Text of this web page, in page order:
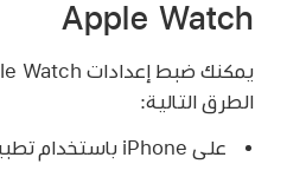
Apple Watch
الطرق التالية:
على iPhone باستخدام تطبيق Apple Watch